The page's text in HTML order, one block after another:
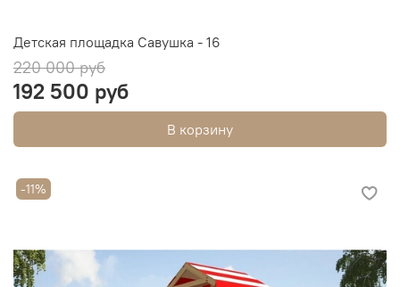
Детская площадка Савушка - 16
220 000 руб
192 500 руб
В корзину
-11%